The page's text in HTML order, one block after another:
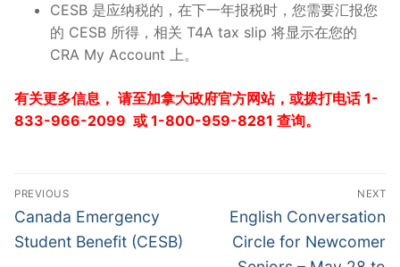
CESB 是应纳税的，在下一年报税时，您需要汇报您
的 CESB 所得，相关 T4A tax slip 将显示在您的
CRA My Account 上。
有关更多信息， 请至加拿大政府官方网站，或拨打电话 1-
833-966-2099 或 1-800-959-8281 查询。
PREVIOUS
Canada Emergency
Student Benefit (CESB)
NEXT
English Conversation
Circle for Newcomer